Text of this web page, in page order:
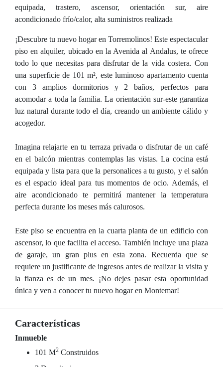
equipada, trastero, ascensor, orientación sur, aire
acondicionado frío/calor, alta suministros realizada
¡Descubre tu nuevo hogar en Torremolinos! Este espectacular
piso en alquiler, ubicado en la Avenida al Andalus, te ofrece
todo lo que necesitas para disfrutar de la vida costera. Con
una superficie de 101 m², este luminoso apartamento cuenta
con 3 amplios dormitorios y 2 baños, perfectos para
acomodar a toda la familia. La orientación sur-este garantiza
luz natural durante todo el día, creando un ambiente cálido y
acogedor.
Imagina relajarte en tu terraza privada o disfrutar de un café
en el balcón mientras contemplas las vistas. La cocina está
equipada y lista para que la personalices a tu gusto, y el salón
es el espacio ideal para tus momentos de ocio. Además, el
aire acondicionado te permitirá mantener la temperatura
perfecta durante los meses más calurosos.
Este piso se encuentra en la cuarta planta de un edificio con
ascensor, lo que facilita el acceso. También incluye una plaza
de garaje, un gran plus en esta zona. Recuerda que se
requiere un justificante de ingresos antes de realizar la visita y
la fianza es de un mes. ¡No dejes pasar esta oportunidad
única y ven a conocer tu nuevo hogar en Montemar!
Características
Inmueble
101 M2 Construidos